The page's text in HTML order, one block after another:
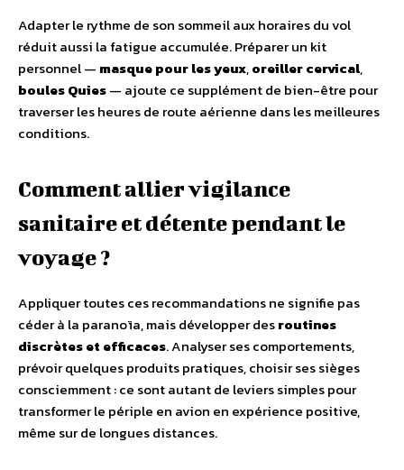
Adapter le rythme de son sommeil aux horaires du vol
réduit aussi la fatigue accumulée. Préparer un kit
personnel — masque pour les yeux,oreiller cervical,
boules Quies— ajoute ce supplément de bien-être pour
traverser les heures de route aérienne dans les meilleures
conditions.
Comment allier vigilance
sanitaire et détente pendant le
voyage ?
Appliquer toutes ces recommandations ne signifie pas
céder à la paranoïa, mais développer desroutines
discrètes et efficaces. Analyser ses comportements,
prévoir quelques produits pratiques, choisir ses sièges
consciemment : ce sont autant de leviers simples pour
transformer le périple en avion en expérience positive,
même sur de longues distances.